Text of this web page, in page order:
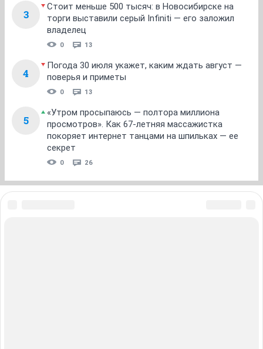
3
Стоит меньше 500 тысяч: в Новосибирске на
торги выставили серый Infiniti — его заложил
владелец
0 13
4
Погода 30 июля укажет, каким ждать август —
поверья и приметы
0 13
5
«Утром просыпаюсь — полтора миллиона
просмотров». Как 67-летняя массажистка
покоряет интернет танцами на шпильках — ее
секрет
0 26